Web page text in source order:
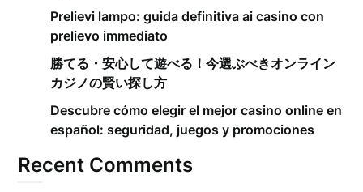
Prelievi lampo: guida definitiva ai casino con
prelievo immediato
勝てる・安心して遊べる！今選ぶべきオンライン
カジノの賢い探し方
Descubre cómo elegir el mejor casino online en
español: seguridad, juegos y promociones
Recent Comments